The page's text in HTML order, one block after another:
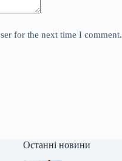
for the next time I comment.
Останні новини